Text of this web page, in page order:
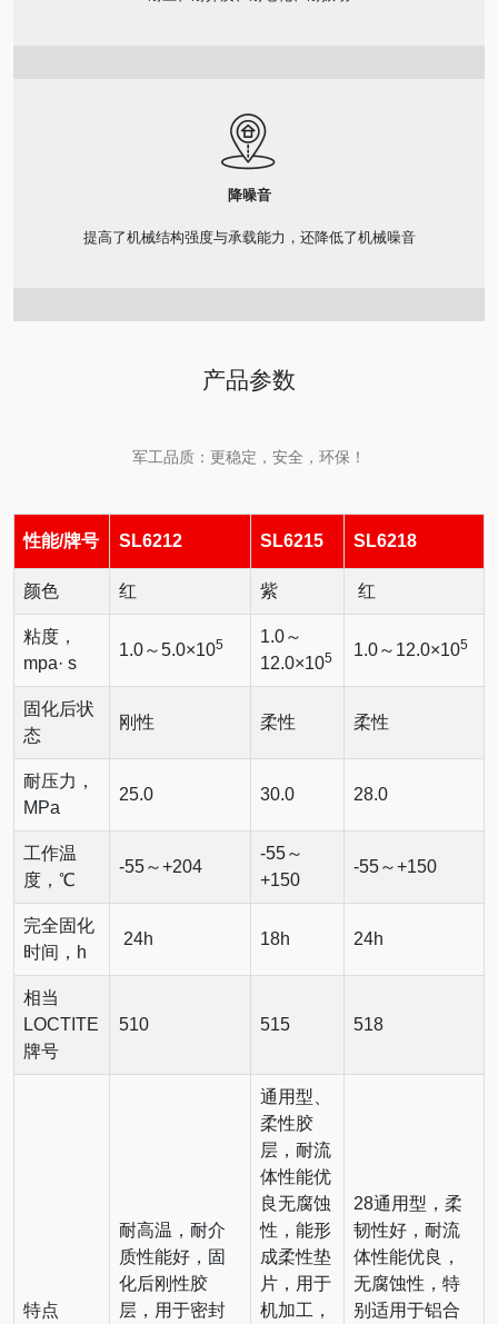
降噪音
提高了机械结构强度与承载能力，还降低了机械噪音
产品参数
军工品质：更稳定，安全，环保！
性能/牌号 SL6212 SL6215 SL6218
颜色 红 紫 红
粘度，
mpa· s
1.0～5.0×105
1.0～
12.0×105 1.0～12.0×105
固化后状
态
刚性 柔性 柔性
耐压力，
MPa
25.0 30.0 28.0
工作温
度，℃
-55～+204
-55～
+150
-55～+150
完全固化
时间，h
24h 18h 24h
相当
LOCTITE
牌号
510 515 518
特点
耐高温，耐介
质性能好，固
化后刚性胶
层，用于密封
通用型、
柔性胶
层，耐流
体性能优
良无腐蚀
性，能形
成柔性垫
片，用于
机加工，
28通用型，柔
韧性好，耐流
体性能优良，
无腐蚀性，特
别适用于铝合